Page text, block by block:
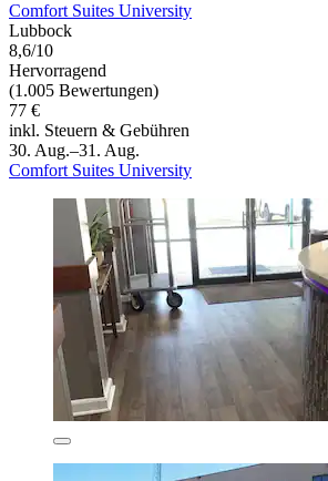
Comfort Suites University
Lubbock
8,6/10
Hervorragend
(1.005 Bewertungen)
77 €
inkl. Steuern & Gebühren
30. Aug.–31. Aug.
Comfort Suites University